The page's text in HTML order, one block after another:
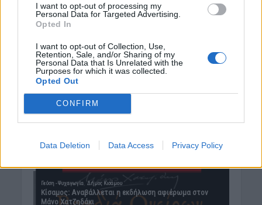
I want to opt-out of processing my
Personal Data for Targeted Advertising.
Opted In
I want to opt-out of Collection, Use,
Retention, Sale, and/or Sharing of my
Personal Data that Is Unrelated with the
Purposes for which it was collected.
Opted Out
CONFIRM
Data Deletion Data Access Privacy Policy